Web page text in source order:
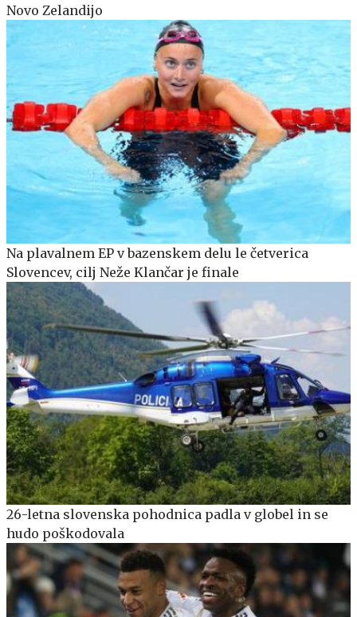
Novo Zelandijo
Na plavalnem EP v bazenskem delu le četverica
Slovencev, cilj Neže Klančar je finale
26-letna slovenska pohodnica padla v globel in se
hudo poškodovala